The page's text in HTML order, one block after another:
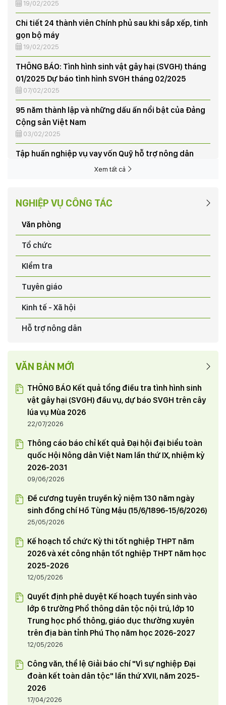
THÔNG BÁO: Tình hình sinh vật gây hại (SVGH) tháng
01/2025 Dự báo tình hình SVGH tháng 02/2025
07/02/2025
95 năm thành lập và những dấu ấn nổi bật của Đảng
Cộng sản Việt Nam
03/02/2025
Tập huấn nghiệp vụ vay vốn Quỹ hỗ trợ nông dân
03/06/2024
NÔNG DÂN XÃ HƯƠNG NỘN THU HOẠCH LÚA VỤ CHIÊM
XUÂN, TRIỂN KHAI KẾ HOẠCH SẢN XUẤT VỤ MÙA NĂM
2024
NÔNG DÂN XÃ THẠCH SƠN TỪ DỰ ÁN “CHĂN NUÔI BÒ
SNH SẢN”
03/06/2024
Chia tay đồng chí Dương Đình Khắc nhận nhiệm vụ
phòng Tổng hợp Văn phòng Tỉnh uỷ điều động và chỉ
định tham gia Đảng đoàn Hội Nông dân tỉnh từ ngày
1/6/2024
03/06/2024
HỘI NÔNG DÂN TỈNH PHÚ THỌ THAM GIA TUẦN HÀNG
GIỚI THIỆU, QUẢNG BÁ SẢN PHẨM NÔNG NGHIỆP TIÊU
BIỂU, CHẤT LƯỢNG CAO THÂN THIỆN VỚI MÔI TRƯỜNG
TẠI THỦ ĐÔ HÀ NỘI
23/05/2024
Xem tất cả
NGHIỆP VỤ CÔNG TÁC
Văn phòng
Tổ chức
KIểm tra
Tuyên giáo
Kinh tế - Xã hội
Hỗ trợ nông dân
VĂN BẢN MỚI
THÔNG BÁO Kết quả tổng điều tra tình hình sinh
vật gây hại (SVGH) đầu vụ, dự báo SVGH trên cây
lúa vụ Mùa 2026
22/07/2026
Thông cáo báo chỉ kết quả Đại hội đại biểu toàn
quốc Hội Nông dân Việt Nam lần thứ IX, nhiệm kỳ
2026-2031
09/06/2026
Đề cương tuyên truyền kỷ niệm 130 năm ngày
sinh đồng chí Hồ Tùng Mậu (15/6/1896-15/6/2026)
25/05/2026
Kế hoạch tổ chức Kỳ thi tốt nghiệp THPT năm
2026 và xét công nhận tốt nghiệp THPT năm học
2025-2026
12/05/2026
Quyết định phê duyệt Kế hoạch tuyển sinh vào
lớp 6 trường Phổ thông dân tộc nội trú, lớp 10
Trung học phổ thông, giáo dục thường xuyên
trên địa bàn tỉnh Phú Thọ năm học 2026-2027
12/05/2026
Công văn, thể lệ Giải báo chí "Vì sự nghiệp Đại
đoàn kết toàn dân tộc" lần thứ XVII, năm 2025-
2026
17/04/2026